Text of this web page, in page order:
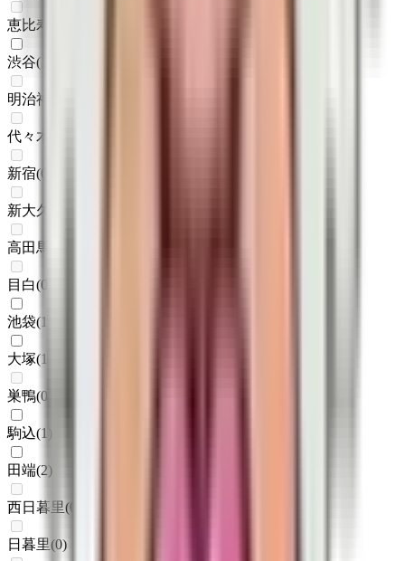
恵比寿
渋谷(
明治神宮前〈原宿〉
代々木
新宿(0
新大久保
高田馬場
目白(0
池袋(1
大塚(1
巣鴨(0
駒込(1
田端(2)
西日暮里(0
日暮里(0)